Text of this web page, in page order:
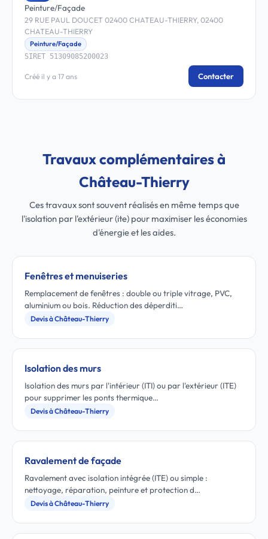
Peinture/Façade
29 RUE PAUL DOUCET 02400 CHATEAU-THIERRY, 02400
CHATEAU-THIERRY
Peinture/Façade
SIRET 51309085200023
Créé il y a 17 ans Contacter
Travaux complémentaires à
Château-Thierry
Ces travaux sont souvent réalisés en même temps que
l'isolation par l'extérieur (ite) pour maximiser les économies
d'énergie et les aides.
Fenêtres et menuiseries
Remplacement de fenêtres : double ou triple vitrage, PVC,
aluminium ou bois. Réduction des déperditi…
Devis à Château-Thierry
Isolation des murs
Isolation des murs par l'intérieur (ITI) ou par l'extérieur (ITE)
pour supprimer les ponts thermique…
Devis à Château-Thierry
Ravalement de façade
Ravalement avec isolation intégrée (ITE) ou simple :
nettoyage, réparation, peinture et protection d…
Devis à Château-Thierry